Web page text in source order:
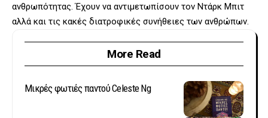
ανθρωπότητας. Έχουν να αντιμετωπίσουν τον Ντάρκ Μπιτ
αλλά και τις κακές διατροφικές συνήθειες των ανθρώπων.
More Read
Μικρές φωτιές παντού Celeste Ng